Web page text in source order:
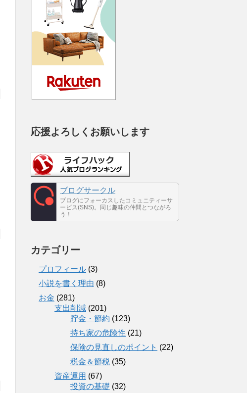
応援よろしくお願いします
ブログサークル
ブログにフォーカスしたコミュニティーサ
ービス(SNS)。同じ趣味の仲間とつながろ
う！
カテゴリー
プロフィール (3)
小説を書く理由 (8)
お金 (281)
支出削減 (201)
貯金・節約 (123)
持ち家の危険性 (21)
保険の見直しのポイント (22)
税金＆節税 (35)
資産運用 (67)
投資の基礎 (32)